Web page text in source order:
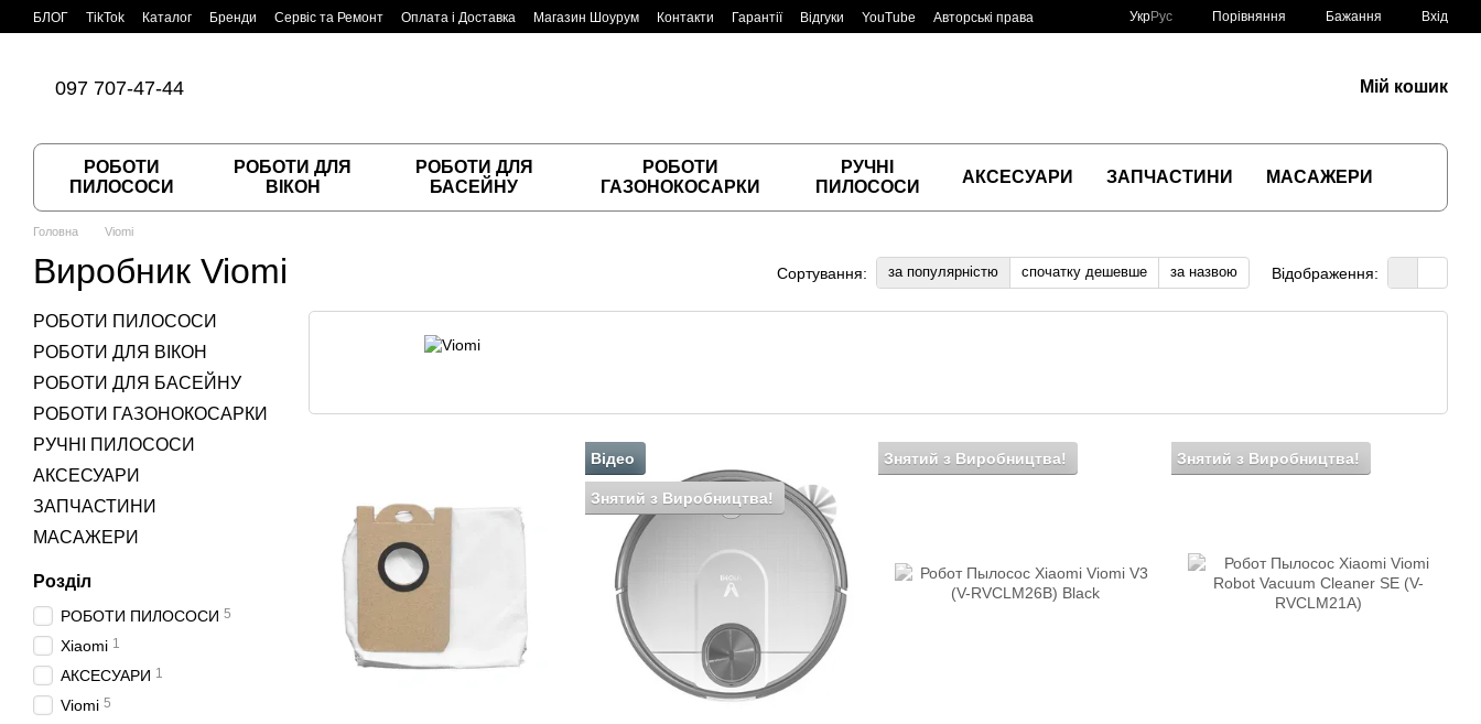
Перейти до основного контенту
БЛОГ TikTok Каталог Бренди Сервіс та Ремонт Оплата і Доставка Магазин Шоурум Контакти Гарантії Відгуки YouTube
Авторські права
УкрРус Порівняння Бажання Вхід
097 707-47-44 Мій кошик
РОБОТИ
ПИЛОСОСИ
РОБОТИ ДЛЯ
ВІКОН
РОБОТИ ДЛЯ
БАСЕЙНУ
РОБОТИ
ГАЗОНОКОСАРКИ
РУЧНІ
ПИЛОСОСИ
АКСЕСУАРИ ЗАПЧАСТИНИ МАСАЖЕРИ
Головна Viomi
Виробник Viomi Сортування: за популярністю спочатку дешевше за назвою Відображення:
Відео
Знятий з Виробництва!
Знятий з Виробництва! Знятий з Виробництва!
РОБОТИ ПИЛОСОСИ
РОБОТИ ДЛЯ ВІКОН
РОБОТИ ДЛЯ БАСЕЙНУ
РОБОТИ ГАЗОНОКОСАРКИ
РУЧНІ ПИЛОСОСИ
АКСЕСУАРИ
ЗАПЧАСТИНИ
МАСАЖЕРИ
Розділ
РОБОТИ ПИЛОСОСИ 5
Xiaomi 1
АКСЕСУАРИ 1
Viomi 5